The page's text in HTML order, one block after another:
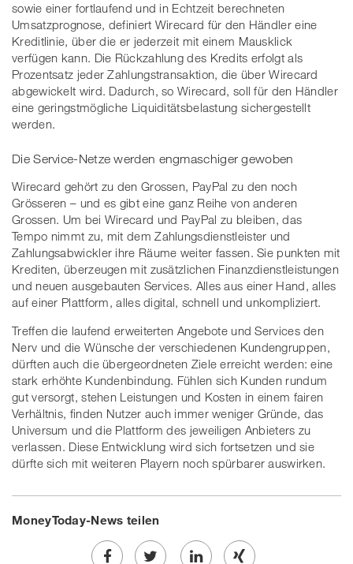
sowie einer fortlaufend und in Echtzeit berechneten
Umsatzprognose, definiert Wirecard für den Händler eine
Kreditlinie, über die er jederzeit mit einem Mausklick
verfügen kann. Die Rückzahlung des Kredits erfolgt als
Prozentsatz jeder Zahlungstransaktion, die über Wirecard
abgewickelt wird. Dadurch, so Wirecard, soll für den Händler
eine geringstmögliche Liquiditätsbelastung sichergestellt
werden.
Die Service-Netze werden engmaschiger gewoben
Wirecard gehört zu den Grossen, PayPal zu den noch
Grösseren – und es gibt eine ganz Reihe von anderen
Grossen. Um bei Wirecard und PayPal zu bleiben, das
Tempo nimmt zu, mit dem Zahlungsdienstleister und
Zahlungsabwickler ihre Räume weiter fassen. Sie punkten mit
Krediten, überzeugen mit zusätzlichen Finanzdienstleistungen
und neuen ausgebauten Services. Alles aus einer Hand, alles
auf einer Plattform, alles digital, schnell und unkompliziert.
Treffen die laufend erweiterten Angebote und Services den
Nerv und die Wünsche der verschiedenen Kundengruppen,
dürften auch die übergeordneten Ziele erreicht werden: eine
stark erhöhte Kundenbindung. Fühlen sich Kunden rundum
gut versorgt, stehen Leistungen und Kosten in einem fairen
Verhältnis, finden Nutzer auch immer weniger Gründe, das
Universum und die Plattform des jeweiligen Anbieters zu
verlassen. Diese Entwicklung wird sich fortsetzen und sie
dürfte sich mit weiteren Playern noch spürbarer auswirken.
MoneyToday-News teilen